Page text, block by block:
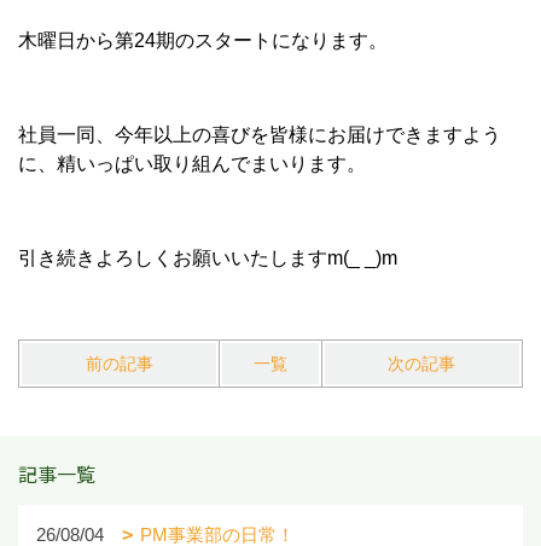
木曜日から第24期のスタートになります。
社員一同、今年以上の喜びを皆様にお届けできますよう
に、精いっぱい取り組んでまいります。
引き続きよろしくお願いいたしますm(_ _)m
前の記事 一覧 次の記事
記事一覧
26/08/04 PM事業部の日常！